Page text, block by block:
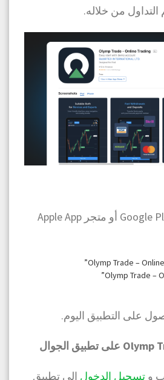
من خلاله.
. انتقل إلى متجر Google Play أو متجر Apple App
على التطبيق اليوم.
و تسجيل الدخول إلى تطبيق